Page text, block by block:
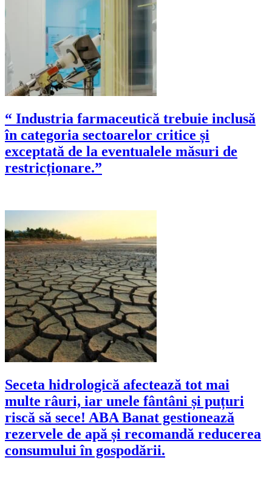
“ Industria farmaceutică trebuie inclusă
în categoria sectoarelor critice și
exceptată de la eventualele măsuri de
restricționare.”
Seceta hidrologică afectează tot mai
multe râuri, iar unele fântâni și puțuri
riscă să sece! ABA Banat gestionează
rezervele de apă și recomandă reducerea
consumului în gospodării.